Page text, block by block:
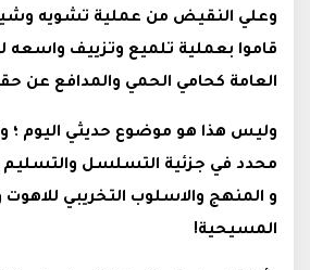
وعلي النقيض من عملية تشويه
قاموا بعملية تلميع وتزييف
العامة كحامي الحمي والمدافع عن
وليس هذا هو موضوع حديثي اليوم ؛
محدد في جزئية التسلسل والتسليم
و المنهج والاسلوب التخريبي للاهوت
المسيحية!